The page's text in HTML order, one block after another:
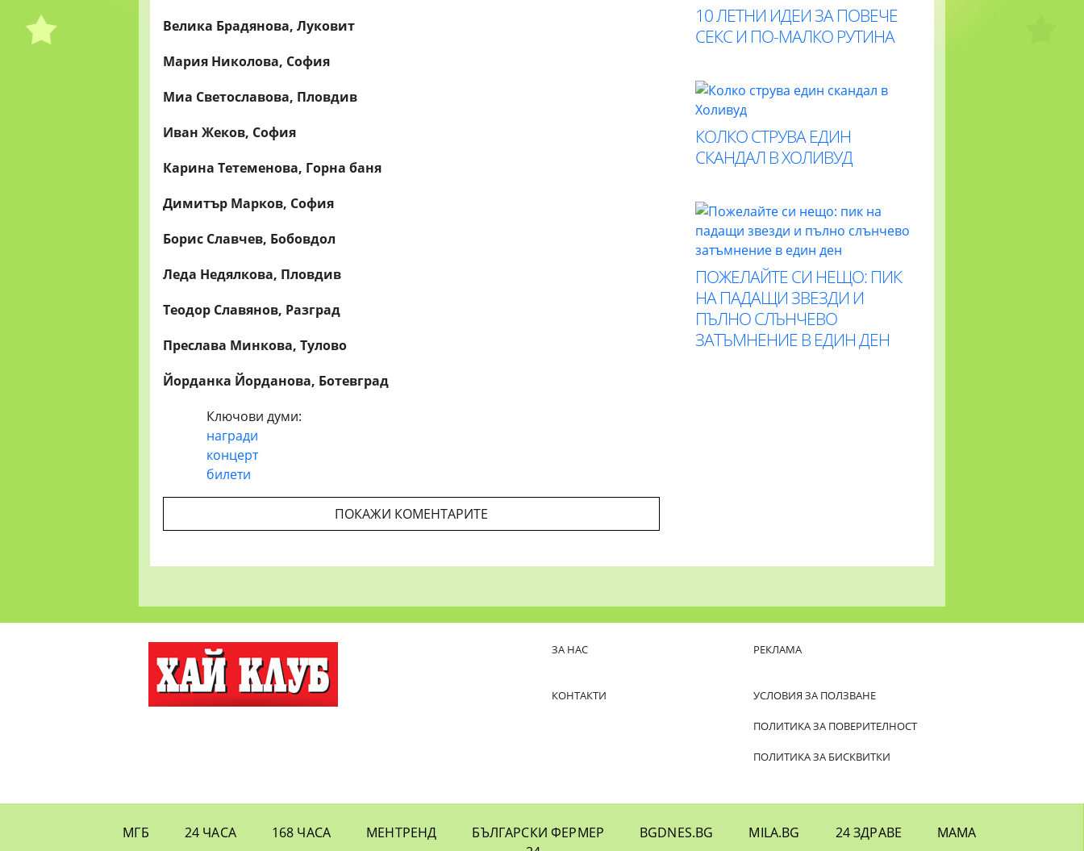
Велика Брадянова, Луковит
Мария Николова, София
Миа Светославова, Пловдив
Иван Жеков, София
Карина Тетеменова, Горна баня
Димитър Марков, София
Борис Славчев, Бобовдол
Леда Недялкова, Пловдив
Теодор Славянов, Разград
Преслава Минкова, Тулово
Йорданка Йорданова, Ботевград
Ключови думи:
награди
концерт
билети
ПОКАЖИ КОМЕНТАРИТЕ
10 ЛЕТНИ ИДЕИ ЗА ПОВЕЧЕ
СЕКС И ПО-МАЛКО РУТИНА
КОЛКО СТРУВА ЕДИН
СКАНДАЛ В ХОЛИВУД
ПОЖЕЛАЙТЕ СИ НЕЩО: ПИК
НА ПАДАЩИ ЗВЕЗДИ И
ПЪЛНО СЛЪНЧЕВО
ЗАТЪМНЕНИЕ В ЕДИН ДЕН
ЗА НАС
КОНТАКТИ
РЕКЛАМА
УСЛОВИЯ ЗА ПОЛЗВАНЕ
ПОЛИТИКА ЗА ПОВЕРИТЕЛНОСТ
ПОЛИТИКА ЗА БИСКВИТКИ
МГБ 24 ЧАСА 168 ЧАСА МЕНТРЕНД БЪЛГАРСКИ ФЕРМЕР BGDNES.BG MILA.BG 24 ЗДРАВЕ
МАМА